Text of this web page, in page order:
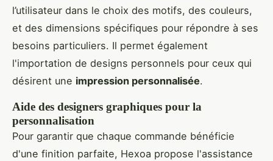
l’utilisateur dans le choix des motifs, des couleurs,
et des dimensions spécifiques pour répondre à ses
besoins particuliers. Il permet également
l'importation de designs personnels pour ceux qui
désirent une impression personnalisée.
Aide des designers graphiques pour la
personnalisation
Pour garantir que chaque commande bénéficie
d'une finition parfaite, Hexoa propose l'assistance